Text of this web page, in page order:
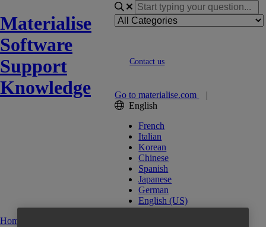
Materialise
Software
Support
Knowledge
Contact us
Go to materialise.com
|
English
French
Italian
Korean
Chinese
Spanish
Japanese
German
English (US)
Home